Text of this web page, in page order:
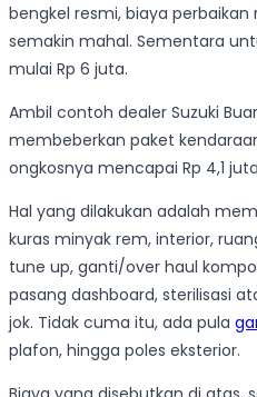
bengkel resmi, biaya
semakin mahal. Sementara
mulai Rp 6 juta.
Ambil contoh dealer Suzuki
membeberkan paket
ongkosnya mencapai Rp 4,1
Hal yang dilakukan adalah
kuras minyak rem, interior,
tune up, ganti/over haul
pasang dashboard, sterilisasi
jok. Tidak cuma itu, ada pula
plafon, hingga poles eksterior.